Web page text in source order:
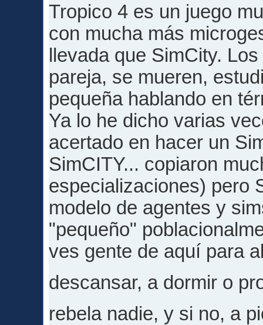
Tropico 4 es un juego
con mucha más
llevada que SimCity.
pareja, se mueren,
pequeña hablando en
Ya lo he dicho varias
acertado en hacer un
SimCITY... copiaron
especializaciones) pero
modelo de agentes y
"pequeño"
ves gente de aquí para
descansar, a dormir o
rebela nadie, y si no, a